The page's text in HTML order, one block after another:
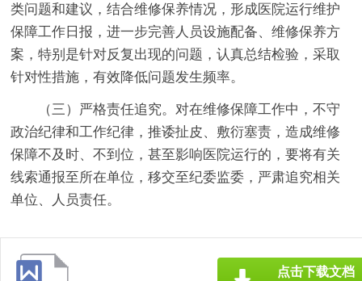
类问题和建议，结合维修保养情况，形成医院运行维护
保障工作日报，进一步完善人员设施配备、维修保养方
案，特别是针对反复出现的问题，认真总结检验，采取
针对性措施，有效降低问题发生频率。
（三）严格责任追究。对在维修保障工作中，不守
政治纪律和工作纪律，推诿扯皮、敷衍塞责，造成维修
保障不及时、不到位，甚至影响医院运行的，要将有关
线索通报至所在单位，移交至纪委监委，严肃追究相关
单位、人员责任。
点击下载文档